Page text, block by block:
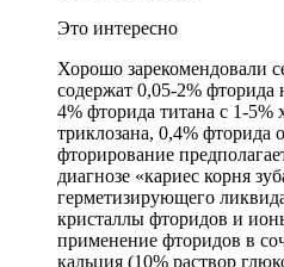
Это интересно
Хорошо зарекомендовали
содержат 0,05-2% фторида
4% фторида титана с 1-5%
триклозана, 0,4% фторида
фторирование
диагнозе «кариес корня
герметизирующего
кристаллы фторидов и
применение фторидов в
кальция (10% раствор